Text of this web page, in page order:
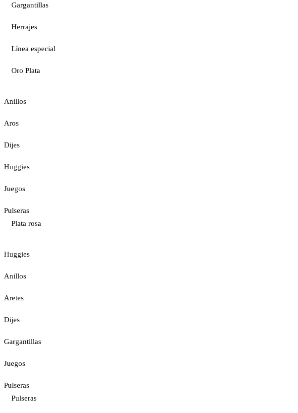
Gargantillas
Herrajes
Línea especial
Oro Plata
Anillos
Aros
Dijes
Huggies
Juegos
Pulseras
Plata rosa
Huggies
Anillos
Aretes
Dijes
Gargantillas
Juegos
Pulseras
Pulseras